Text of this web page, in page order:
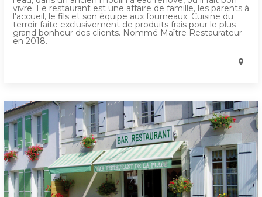
vivre. Le restaurant est une affaire de famille, les parents à
l'accueil, le fils et son équipe aux fourneaux. Cuisine du
terroir faite exclusivement de produits frais pour le plus
grand bonheur des clients. Nommé Maître Restaurateur
en 2018.